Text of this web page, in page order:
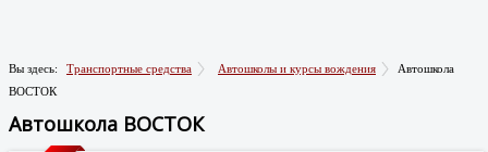
Вы здесь: Транспортные средства Автошколы и курсы вождения
Автошкола
ВОСТОК
Автошкола ВОСТОК